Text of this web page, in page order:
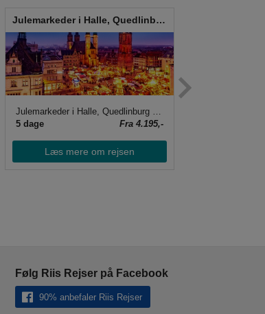
Julemarkeder i Halle, Quedlinburg og Leipzig
Julemarkeder i Halle, Quedlinburg og Leipzig
5 dage
Fra 4.195,-
Læs mere om rejsen
Følg Riis Rejser på Facebook
90% anbefaler Riis Rejser